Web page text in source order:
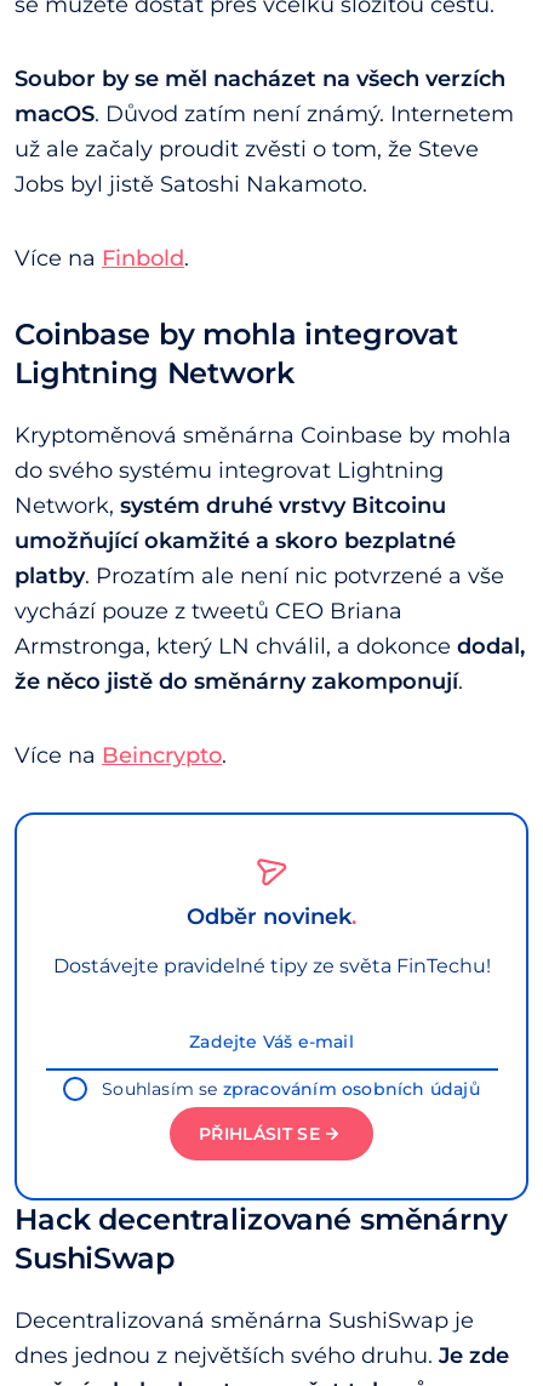
Soubor by se měl nacházet na všech verzích
macOS. Důvod zatím není známý. Internetem
už ale začaly proudit zvěsti o tom, že Steve
Jobs byl jistě Satoshi Nakamoto.
Více na Finbold.
Coinbase by mohla integrovat
Lightning Network
Kryptoměnová směnárna Coinbase by mohla
do svého systému integrovat Lightning
Network, systém druhé vrstvy Bitcoinu
umožňující okamžité a skoro bezplatné
platby. Prozatím ale není nic potvrzené a vše
vychází pouze z tweetů CEO Briana
Armstronga, který LN chválil, a dokonce dodal,
že něco jistě do směnárny zakomponují.
Více na Beincrypto.
Odběr novinek
Dostávejte pravidelné tipy ze světa FinTechu!
Souhlasím se zpracováním osobních údajů
PŘIHLÁSIT SE
Hack decentralizované směnárny
SushiSwap
Decentralizovaná směnárna SushiSwap je
dnes jednou z největších svého druhu. Je zde